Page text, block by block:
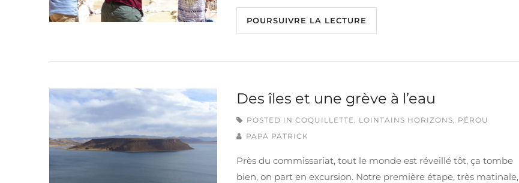
POURSUIVRE LA LECTURE
Des îles et une grève à l’eau
POSTED IN COQUILLETTE, LOINTAINS HORIZONS, PÉROU
PAPA PATRICK
Près du commissariat, tout le monde est réveillé tôt, ça tombe
bien, on part en excursion. Notre première étape, très matinale,